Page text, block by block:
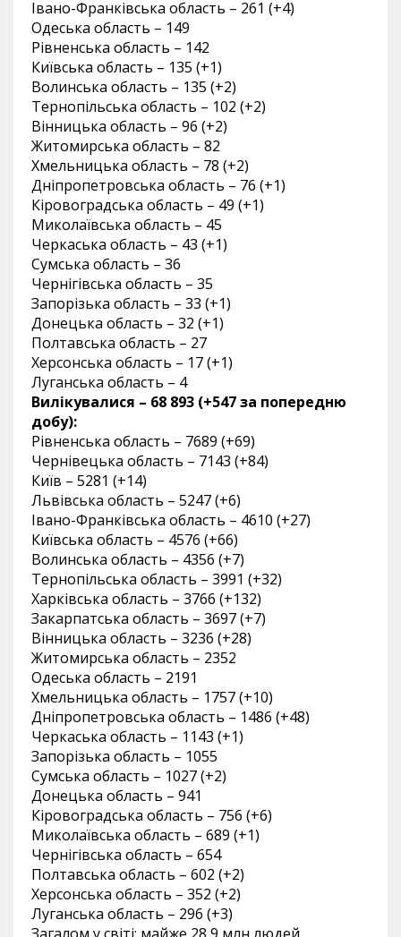
Івано-Франківська область – 261 (+4)
Одеська область – 149
Рівненська область – 142
Київська область – 135 (+1)
Волинська область – 135 (+2)
Тернопільська область – 102 (+2)
Вінницька область – 96 (+2)
Житомирська область – 82
Хмельницька область – 78 (+2)
Дніпропетровська область – 76 (+1)
Кіровоградська область – 49 (+1)
Миколаївська область – 45
Черкаська область – 43 (+1)
Сумська область – 36
Чернігівська область – 35
Запорізька область – 33 (+1)
Донецька область – 32 (+1)
Полтавська область – 27
Херсонська область – 17 (+1)
Луганська область – 4
Вилікувалися – 68 893 (+547 за попередню
добу):
Рівненська область – 7689 (+69)
Чернівецька область – 7143 (+84)
Київ – 5281 (+14)
Львівська область – 5247 (+6)
Івано-Франківська область – 4610 (+27)
Київська область – 4576 (+66)
Волинська область – 4356 (+7)
Тернопільська область – 3991 (+32)
Харківська область – 3766 (+132)
Закарпатська область – 3697 (+7)
Вінницька область – 3236 (+28)
Житомирська область – 2352
Одеська область – 2191
Хмельницька область – 1757 (+10)
Дніпропетровська область – 1486 (+48)
Черкаська область – 1143 (+1)
Запорізька область – 1055
Сумська область – 1027 (+2)
Донецька область – 941
Кіровоградська область – 756 (+6)
Миколаївська область – 689 (+1)
Чернігівська область – 654
Полтавська область – 602 (+2)
Херсонська область – 352 (+2)
Луганська область – 296 (+3)